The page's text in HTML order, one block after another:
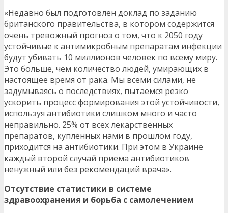
«Недавно был подготовлен доклад по заданию
британского правительства, в котором содержится
очень тревожный прогноз о том, что к 2050 году
устойчивые к антимикробным препаратам инфекции
будут убивать 10 миллионов человек по всему миру.
Это больше, чем количество людей, умирающих в
настоящее время от рака. Мы всеми силами, не
задумываясь о последствиях, пытаемся резко
ускорить процесс формирования этой устойчивости,
используя антибиотики слишком много и часто
неправильно. 25% от всех лекарственных
препаратов, купленных нами в прошлом году,
приходится на антибиотики. При этом в Украине
каждый второй случай приема антибиотиков
ненужный или без рекомендаций врача».
Отсутствие статистики в системе
здравоохранения и борьба с самолечением